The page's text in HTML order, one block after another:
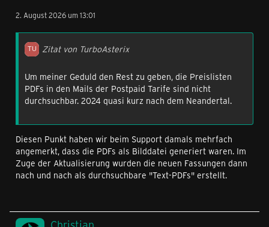
2. August 2026 um 13:01
Zitat von TurboAsterix
Um meiner Geduld den Rest zu geben, die Preislisten
PDFs in den Mails der Postpaid Tarife sind nicht
durchsuchbar. 2024 quasi kurz nach dem Neandertal.
Diesen Punkt haben wir beim Support damals mehrfach
angemerkt, dass die PDFs als Bilddatei generiert waren. Im
Zuge der Aktualisierung wurden die neuen Fassungen dann
nach und nach als durchsuchbare "Text-PDFs" erstellt.